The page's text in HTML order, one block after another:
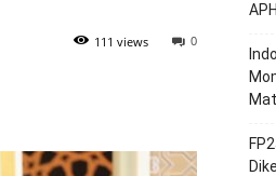
0
111 views